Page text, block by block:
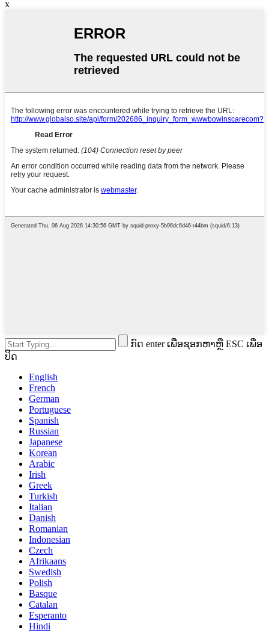
x
ກົດ enter ເພື່ອຊອກຫາຫຼື ESC ເພື່ອ
ປິດ
English
French
German
Portuguese
Spanish
Russian
Japanese
Korean
Arabic
Irish
Greek
Turkish
Italian
Danish
Romanian
Indonesian
Czech
Afrikaans
Swedish
Polish
Basque
Catalan
Esperanto
Hindi